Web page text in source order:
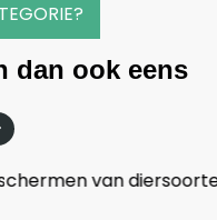
dan ook eens